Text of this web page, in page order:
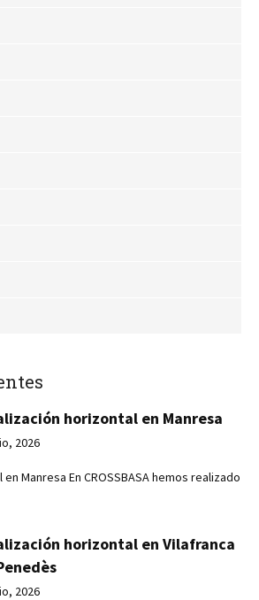
horizontal en Manresa
2026
Manresa En CROSSBASA hemos realizado
horizontal en Vilafranca
2026